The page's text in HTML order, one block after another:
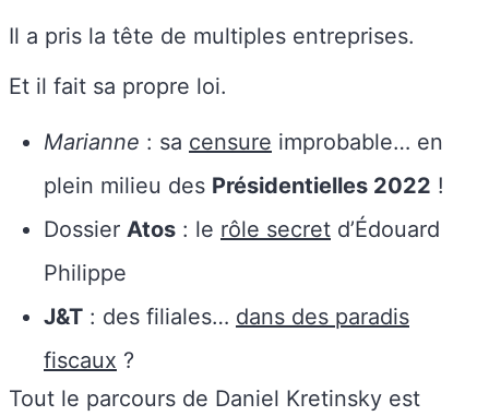
Il a pris la tête de multiples entreprises.
Et il fait sa propre loi.
Marianne : sa censure improbable… en
plein milieu des Présidentielles 2022 !
Dossier Atos : le rôle secret d’Édouard
Philippe
J&T : des filiales… dans des paradis
fiscaux ?
Tout le parcours de Daniel Kretinsky est